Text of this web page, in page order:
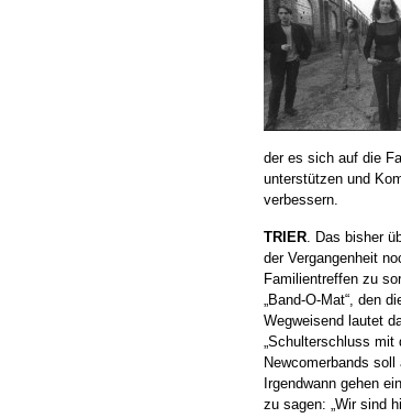
der es sich auf die
unterstützen und
verbessern.
TRIER. Das bisher
der Vergangenheit
Familientreffen zu
„Band-O-Mat“, den
Wegweisend lautet
„Schulterschluss mit
Newcomerbands
Irgendwann gehen
zu sagen: „Wir sind